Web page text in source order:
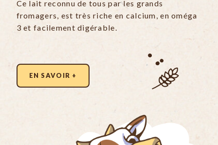
Ce lait reconnu de tous par les grands
fromagers, est très riche en calcium, en oméga
3 et facilement digérable.
EN SAVOIR +